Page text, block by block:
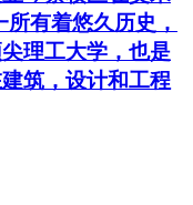
有着悠久历史，
理工大学，也是
筑，设计和工程